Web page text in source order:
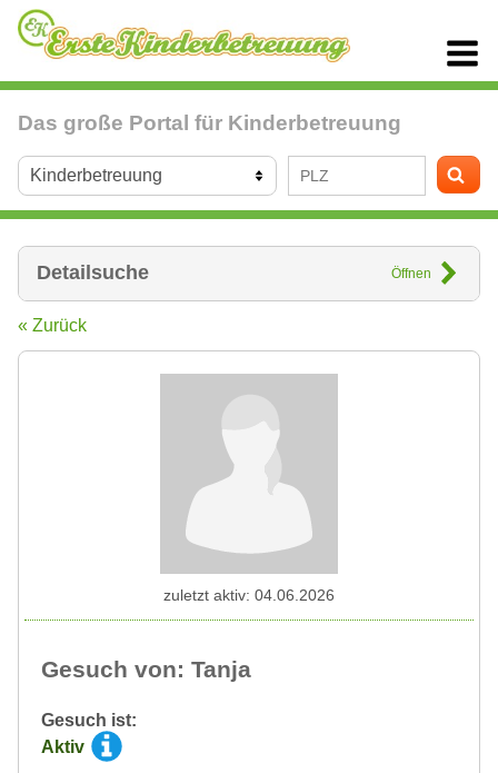
Das große Portal für Kinderbetreuung
Detailsuche Öffnen
« Zurück
Gesuch von: Tanja
Gesuch ist:
Aktiv
zuletzt aktiv: 04.06.2026